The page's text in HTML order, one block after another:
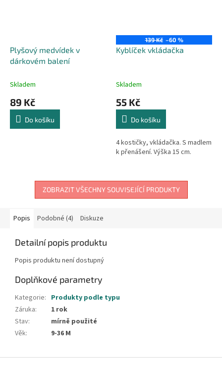
Plyšový medvídek v
dárkovém balení
Skladem
89 Kč
Do košíku
139 Kč –60 %
Kyblíček vkládačka
Skladem
55 Kč
Do košíku
4 kostičky, vkládačka. S madlem
k přenášení. Výška 15 cm.
ZOBRAZIT VŠECHNY SOUVISEJÍCÍ PRODUKTY
Popis Podobné (4) Diskuze
Detailní popis produktu
Popis produktu není dostupný
Doplňkové parametry
Kategorie: Produkty podle typu
Záruka:
1 rok
Stav:
mírně použité
Věk: 9-36 M